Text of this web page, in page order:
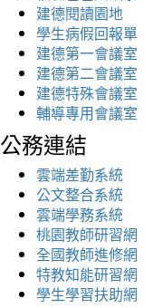
建德閱讀園地
學生病假回報單
建德第一會議室
建德第二會議室
建德特殊會議室
輔導專用會議室
公務連結
雲端差勤系統
公文整合系統
雲端學務系統
桃園教師研習網
全國教師進修網
特教知能研習網
學生學習扶助網